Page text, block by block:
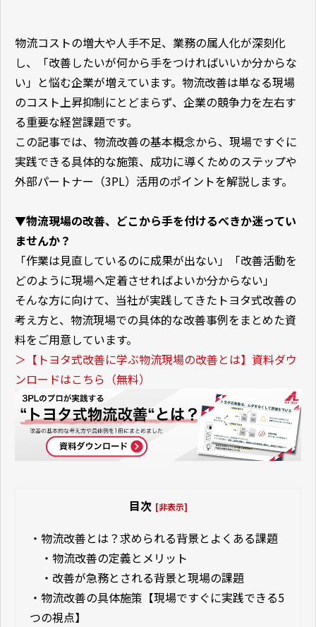
物流コストの増大や人手不足、業務の属人化が深刻化
し、「改善したいが何から手をつければいいか分からな
い」と悩む企業が増えています。物流改善は単なる現場
のコスト上昇抑制にとどまらず、企業の競争力を左右す
る重要な経営課題です。
この記事では、物流改善の基本概念から、現場ですぐに
実践できる具体的な施策、成功に導くためのステップや
外部パートナー（3PL）活用のポイントを解説します。
▼物流現場の改善、どこから手を付けるべきか迷ってい
ませんか？
「作業は見直しているのに成果が出ない」「改善活動を
どのように現場へ定着させればよいか分からない」
そんな方に向けて、当社が実践してきたトヨタ式改善の
考え方と、物流現場での具体的な改善事例をまとめた資
料をご用意しています。
＞【トヨタ式改善に学ぶ物流現場の改善とは】資料ダウ
ンロードはこちら（無料）
目次 [非表示]
・ 物流改善とは？求められる背景とよくある課題
・ 物流改善の定義とメリット
・ 改善が急務とされる背景と現場の課題
・ 物流改善の具体施策【現場ですぐに実践できる5
つの視点】